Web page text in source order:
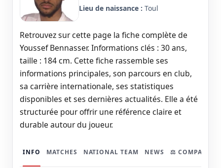
Lieu de naissance : Toul
Retrouvez sur cette page la fiche complète de
Youssef Bennasser. Informations clés : 30 ans,
taille : 184 cm. Cette fiche rassemble ses
informations principales, son parcours en club,
sa carrière internationale, ses statistiques
disponibles et ses dernières actualités. Elle a été
structurée pour offrir une référence claire et
durable autour du joueur.
INFO MATCHES NATIONAL TEAM NEWS ⚖️ COMPARER